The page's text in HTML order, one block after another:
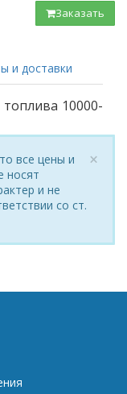
Заказать
и доставки
10000-
×
все цены и
носят
и не
со ст.